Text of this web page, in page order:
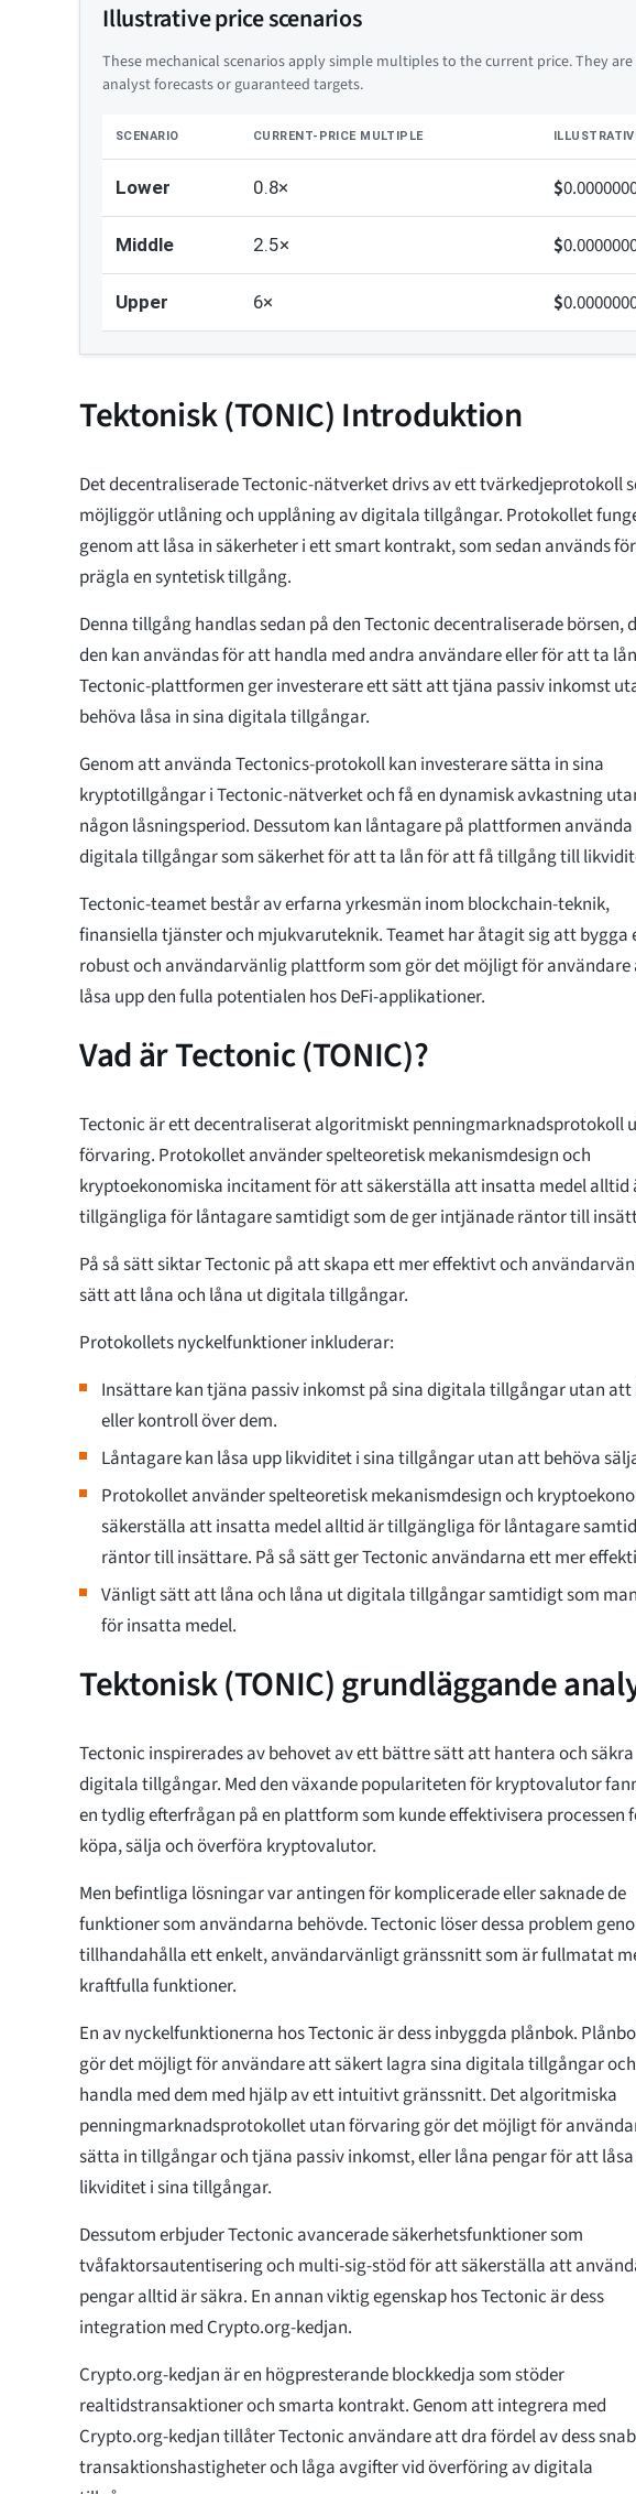
Illustrative price scenarios
These mechanical scenarios apply simple multiples to the current price. They
analyst forecasts or guaranteed targets.
SCENARIO CURRENT-PRICE MULTIPLE
Lower 0.8× $
Middle 2.5× $
Upper 6× $
Tektonisk (TONIC) Introduktion
Det decentraliserade Tectonic-nätverket drivs av ett tvärkedjeprotokoll
möjliggör utlåning och upplåning av digitala tillgångar. Protokollet
genom att låsa in säkerheter i ett smart kontrakt, som sedan används
prägla en syntetisk tillgång.
Denna tillgång handlas sedan på den Tectonic decentraliserade börsen,
den kan användas för att handla med andra användare eller för att ta
Tectonic-plattformen ger investerare ett sätt att tjäna passiv inkomst
behöva låsa in sina digitala tillgångar.
Genom att använda Tectonics-protokoll kan investerare sätta in sina
kryptotillgångar i Tectonic-nätverket och få en dynamisk avkastning
någon låsningsperiod. Dessutom kan låntagare på plattformen använda
digitala tillgångar som säkerhet för att ta lån för att få tillgång till
Tectonic-teamet består av erfarna yrkesmän inom blockchain-teknik,
finansiella tjänster och mjukvaruteknik. Teamet har åtagit sig att bygga
robust och användarvänlig plattform som gör det möjligt för
låsa upp den fulla potentialen hos DeFi-applikationer.
Vad är Tectonic (TONIC)?
Tectonic är ett decentraliserat algoritmiskt penningmarknadsprotokoll
förvaring. Protokollet använder spelteoretisk mekanismdesign och
kryptoekonomiska incitament för att säkerställa att insatta medel alltid
tillgängliga för låntagare samtidigt som de ger intjänade räntor till
På så sätt siktar Tectonic på att skapa ett mer effektivt och
sätt att låna och låna ut digitala tillgångar.
Protokollets nyckelfunktioner inkluderar:
Insättare kan tjäna passiv inkomst på sina digitala tillgångar utan att
eller kontroll över dem.
Låntagare kan låsa upp likviditet i sina tillgångar utan att behöva
Protokollet använder spelteoretisk mekanismdesign och
säkerställa att insatta medel alltid är tillgängliga för låntagare
räntor till insättare. På så sätt ger Tectonic användarna ett mer
Vänligt sätt att låna och låna ut digitala tillgångar samtidigt som
för insatta medel.
Tektonisk (TONIC) grundläggande
Tectonic inspirerades av behovet av ett bättre sätt att hantera och säkra
digitala tillgångar. Med den växande populariteten för kryptovalutor
en tydlig efterfrågan på en plattform som kunde effektivisera processen
köpa, sälja och överföra kryptovalutor.
Men befintliga lösningar var antingen för komplicerade eller saknade de
funktioner som användarna behövde. Tectonic löser dessa problem
tillhandahålla ett enkelt, användarvänligt gränssnitt som är fullmatat
kraftfulla funktioner.
En av nyckelfunktionerna hos Tectonic är dess inbyggda plånbok.
gör det möjligt för användare att säkert lagra sina digitala tillgångar och
handla med dem med hjälp av ett intuitivt gränssnitt. Det algoritmiska
penningmarknadsprotokollet utan förvaring gör det möjligt för
sätta in tillgångar och tjäna passiv inkomst, eller låna pengar för att
likviditet i sina tillgångar.
Dessutom erbjuder Tectonic avancerade säkerhetsfunktioner som
tvåfaktorsautentisering och multi-sig-stöd för att säkerställa att
pengar alltid är säkra. En annan viktig egenskap hos Tectonic är dess
integration med Crypto.org-kedjan.
Crypto.org-kedjan är en högpresterande blockkedja som stöder
realtidstransaktioner och smarta kontrakt. Genom att integrera med
Crypto.org-kedjan tillåter Tectonic användare att dra fördel av dess
transaktionshastigheter och låga avgifter vid överföring av digitala